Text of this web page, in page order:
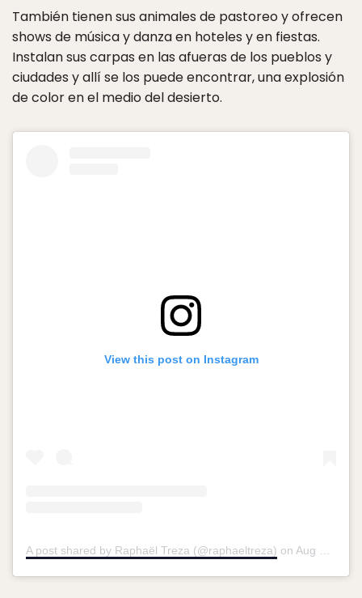
También tienen sus animales de pastoreo y ofrecen
shows de música y danza en hoteles y en fiestas.
Instalan sus carpas en las afueras de los pueblos y
ciudades y allí se los puede encontrar, una explosión
de color en el medio del desierto.
View this post on Instagram
A post shared by Raphaël Treza (@raphaeltreza) on Aug 31, 2015 at 1:20pm PDT